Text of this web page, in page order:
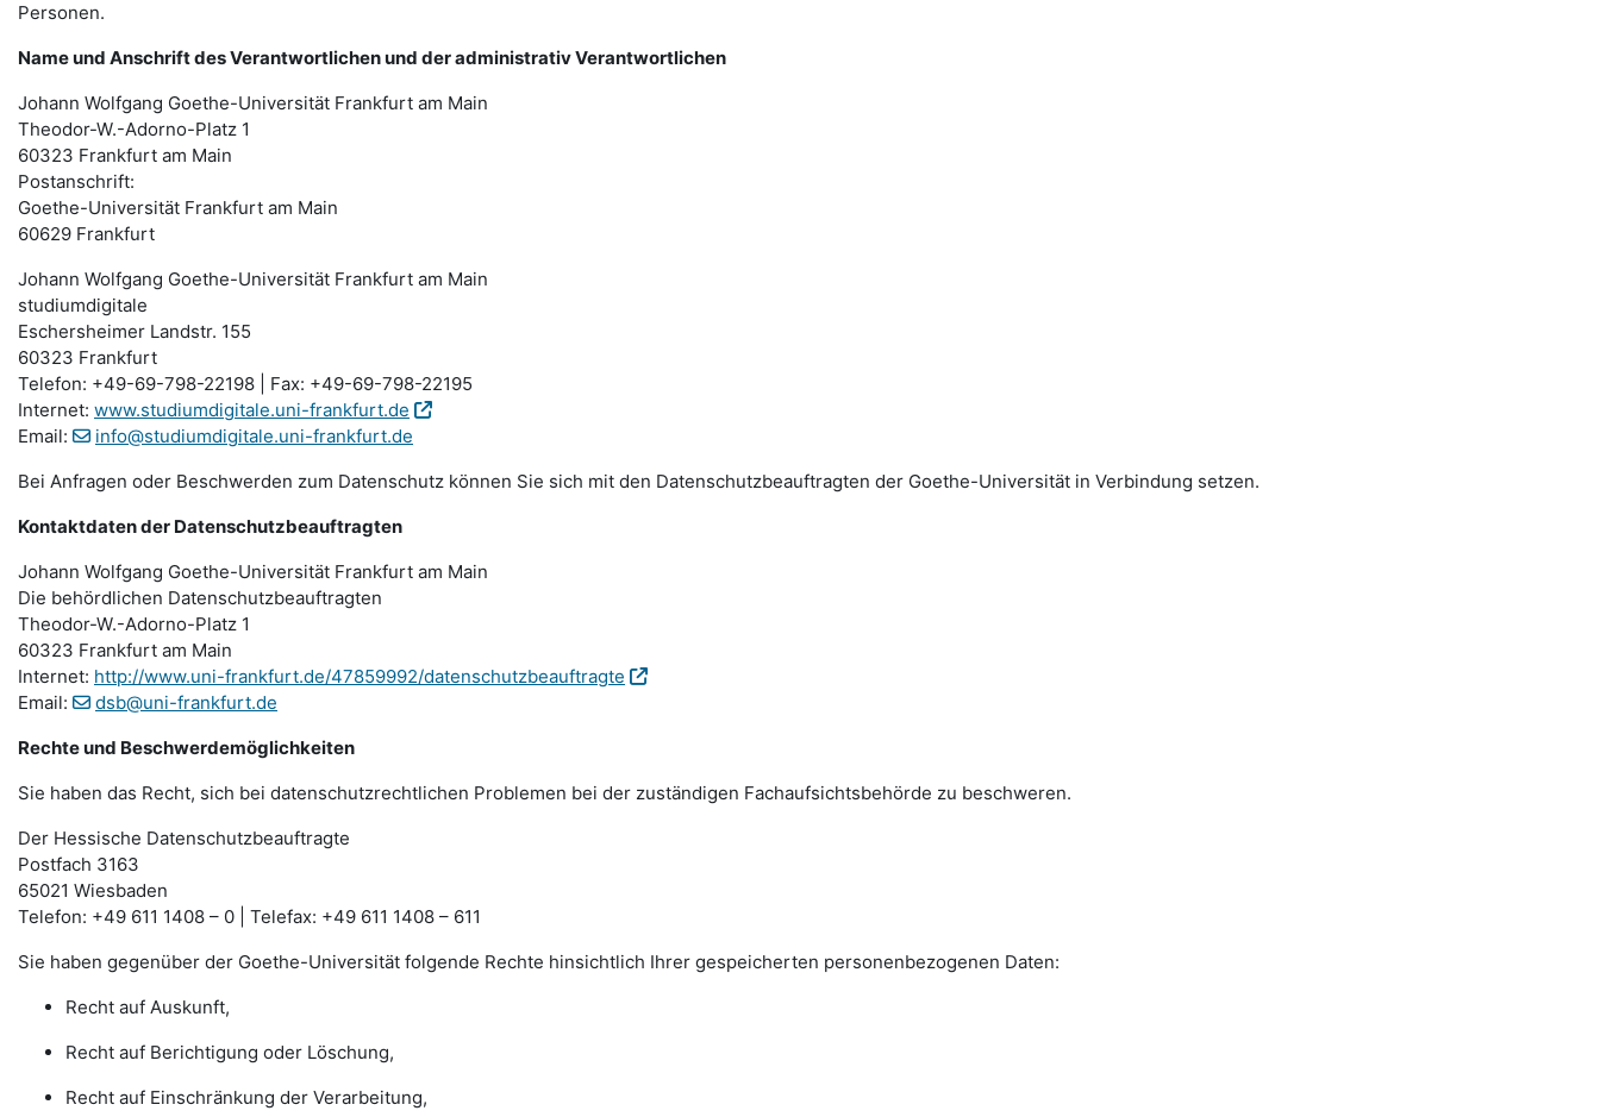
Personen.
Name und Anschrift des Verantwortlichen und der administrativ Verantwortlichen
Johann Wolfgang Goethe-Universität Frankfurt am Main
Theodor-W.-Adorno-Platz 1
60323 Frankfurt am Main
Postanschrift:
Goethe-Universität Frankfurt am Main
60629 Frankfurt
Johann Wolfgang Goethe-Universität Frankfurt am Main
studiumdigitale
Eschersheimer Landstr. 155
60323 Frankfurt
Telefon: +49-69-798-22198 | Fax: +49-69-798-22195
Internet: www.studiumdigitale.uni-frankfurt.de
Email:
info@studiumdigitale.uni-frankfurt.de
Bei Anfragen oder Beschwerden zum Datenschutz können Sie sich mit den Datenschutz­beauftragten der Goethe-Universität in Verbindung setzen.
Kontaktdaten der Datenschutzbeauftragten
Johann Wolfgang Goethe-Universität Frankfurt am Main
Die behördlichen Datenschutzbeauftragten
Theodor-W.-Adorno-Platz 1
60323 Frankfurt am Main
Internet: http://www.uni-frankfurt.de/47859992/datenschutzbeauftragte
Email:
dsb@uni-frankfurt.de
Rechte und Beschwerdemöglichkeiten
Sie haben das Recht, sich bei datenschutzrechtlichen Problemen bei der zuständigen Fachauf­sichts­behörde zu beschweren.
Der Hessische Datenschutzbeauftragte
Postfach 3163
65021 Wiesbaden
Telefon: +49 611 1408 – 0 | Telefax: +49 611 1408 – 611
Sie haben gegenüber der Goethe-Universität folgende Rechte hinsichtlich Ihrer gespeicherten personen­bezogenen Daten:
Recht auf Auskunft,
Recht auf Berichtigung oder Löschung,
Recht auf Einschränkung der Verarbeitung,